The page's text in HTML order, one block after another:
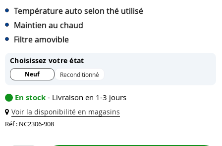
Température auto selon thé utilisé
Maintien au chaud
Filtre amovible
Choisissez votre état
Neuf Reconditionné
En stock - Livraison en 1-3 jours
Voir la disponibilité en magasins
Réf : NC2306-908